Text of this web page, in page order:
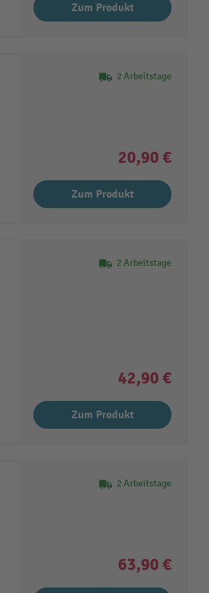
Zum Produkt
2 Arbeitstage
20,90 €
Zum Produkt
2 Arbeitstage
42,90 €
Zum Produkt
2 Arbeitstage
63,90 €